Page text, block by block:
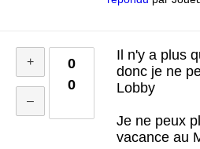
0
0
Il n'y a plus
donc je ne
Lobby
Je ne peux
vacance au